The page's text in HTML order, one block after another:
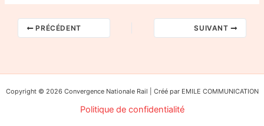
PRÉCÉDENT SUIVANT
Copyright © 2026 Convergence Nationale Rail | Créé par EMILE COMMUNICATION
Politique de confidentialité